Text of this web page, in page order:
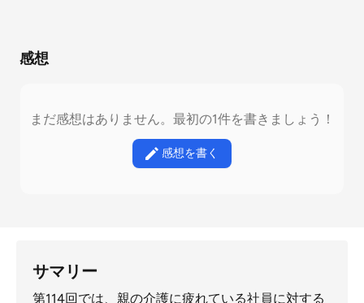
感想
まだ感想はありません。最初の1件を書きましょう！
感想を書く
サマリー
第114回では、親の介護に疲れている社員に対する